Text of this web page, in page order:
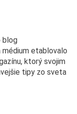
blog
médium etablovalo
ktorý svojim
tipy zo sveta